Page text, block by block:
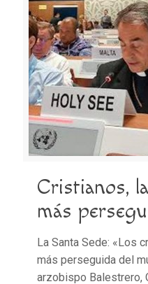
Cristianos,
más
La Santa Sede: «Los
más perseguida del
arzobispo Balestrero,